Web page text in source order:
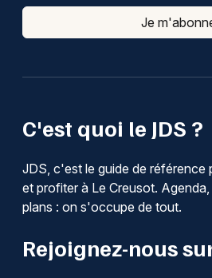
C'est quoi le JDS ?
JDS, c'est le guide de référence
et profiter à Le Creusot.
plans : on s'occupe de tout.
Rejoignez-nous
Je